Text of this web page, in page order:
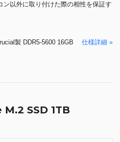
以外に取り付けた際の相性を保証す
製 DDR5-5600 16GB 仕様詳細 »
M.2 SSD 1TB